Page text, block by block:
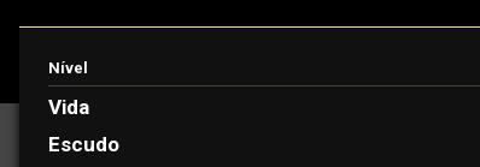
Nível
Vida
Escudo